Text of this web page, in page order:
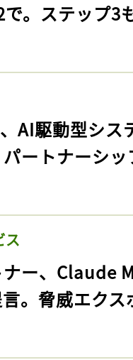
。ステップ3
、AI駆動型シ
ートナーシ
ス
ナー、Claude
。脅威エク